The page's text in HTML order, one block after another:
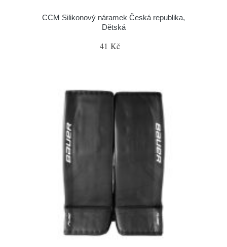
CCM Silikonový náramek Česká republika,
Dětská
41 Kč